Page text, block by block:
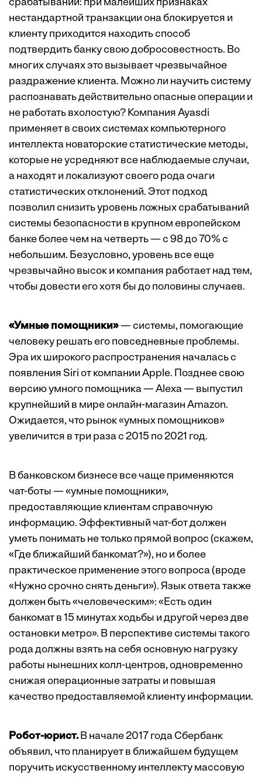
срабатываний: при малейших признаках
нестандартной транзакции она блокируется и
клиенту приходится находить способ
подтвердить банку свою добросовестность. Во
многих случаях это вызывает чрезвычайное
раздражение клиента. Можно ли научить систему
распознавать действительно опасные операции и
не работать вхолостую? Компания Ayasdi
применяет в своих системах компьютерного
интеллекта новаторские статистические методы,
которые не усредняют все наблюдаемые случаи,
а находят и локализуют своего рода очаги
статистических отклонений. Этот подход
позволил снизить уровень ложных срабатываний
системы безопасности в крупном европейском
банке более чем на четверть — с 98 до 70% с
небольшим. Безусловно, уровень все еще
чрезвычайно высок и компания работает над тем,
чтобы довести его хотя бы до половины случаев.
«Умные помощники»— системы, помогающие
человеку решать его повседневные проблемы.
Эра их широкого распространения началась с
появления Siri от компании Apple. Позднее свою
версию умного помощника — Alexa — выпустил
крупнейший в мире онлайн-магазин Amazon.
Ожидается, что рынок «умных помощников»
увеличится в три раза с 2015 по 2021 год.
В банковском бизнесе все чаще применяются
чат-боты — «умные помощники»,
предоставляющие клиентам справочную
информацию. Эффективный чат-бот должен
уметь понимать не только прямой вопрос (скажем,
«Где ближайший банкомат?»), но и более
практическое применение этого вопроса (вроде
«Нужно срочно снять деньги»). Язык ответа также
должен быть «человеческим»: «Есть один
банкомат в 15 минутах ходьбы и другой через две
остановки метро». В перспективе системы такого
рода должны взять на себя основную нагрузку
работы нынешних колл-центров, одновременно
снижая операционные затраты и повышая
качество предоставляемой клиенту информации.
Робот-юрист.В начале 2017 года Сбербанк
объявил, что планирует в ближайшем будущем
поручить искусственному интеллекту массовую